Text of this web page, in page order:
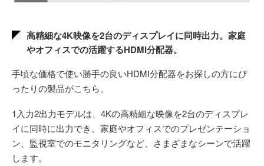
高精細な4K映像を2台のディスプレイに同時出力。家庭
やオフィスでの活躍するHDMI分配器。
手頃な価格で使い勝手の良いHDMI分配器をお探しの方にぴ
ったりの製品がこちら。
1入力2出力モデルは、4Kの高精細な映像を2台のディスプレ
イに同時に出力でき、家庭やオフィスでのプレゼンテーショ
ン、監視室でのモニタリングなど、さまざまなシーンで活躍
します。